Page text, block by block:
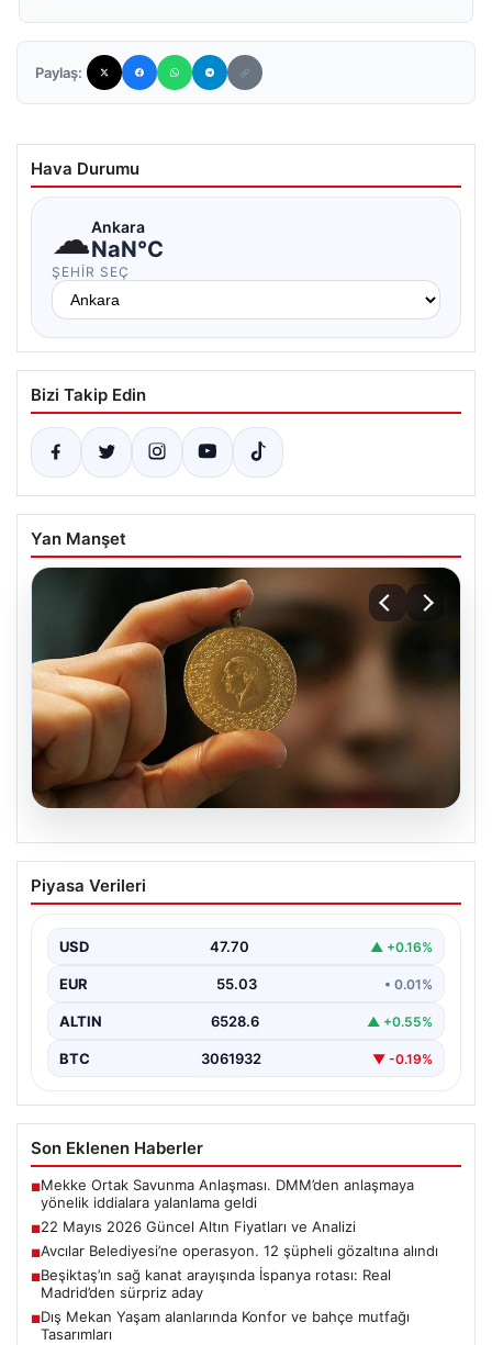
Paylaş:
Hava Durumu
☁Ankara
NaN°C
ŞEHIR SEÇ
Bizi Takip Edin
Yan Manşet
06.08.2026
22 Mayıs 2026 Güncel Altın Fiyatları ve
Analizi
hareketlilik yatırımcıların ve ilgili piyasa uzmanlarının
en…
Piyasa Verileri
USD 47.70 ▲ +0.16%
EUR 55.03 • 0.01%
ALTIN 6528.6 ▲ +0.55%
BTC 3061932 ▼ -0.19%
Son Eklenen Haberler
■Mekke Ortak Savunma Anlaşması. DMM’den anlaşmaya
yönelik iddialara yalanlama geldi
■22 Mayıs 2026 Güncel Altın Fiyatları ve Analizi
■Avcılar Belediyesi’ne operasyon. 12 şüpheli gözaltına alındı
■Beşiktaş’ın sağ kanat arayışında İspanya rotası: Real
Madrid’den sürpriz aday
■Dış Mekan Yaşam alanlarında Konfor ve bahçe mutfağı
Tasarımları